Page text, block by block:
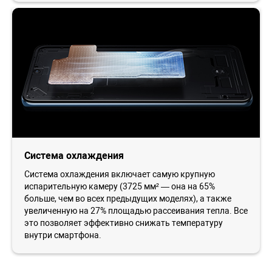
Система охлаждения
Система охлаждения включает самую крупную
испарительную камеру (3725 мм² — она на 65%
больше, чем во всех предыдущих моделях), а также
увеличенную на 27% площадью рассеивания тепла. Все
это позволяет эффективно снижать температуру
внутри смартфона.